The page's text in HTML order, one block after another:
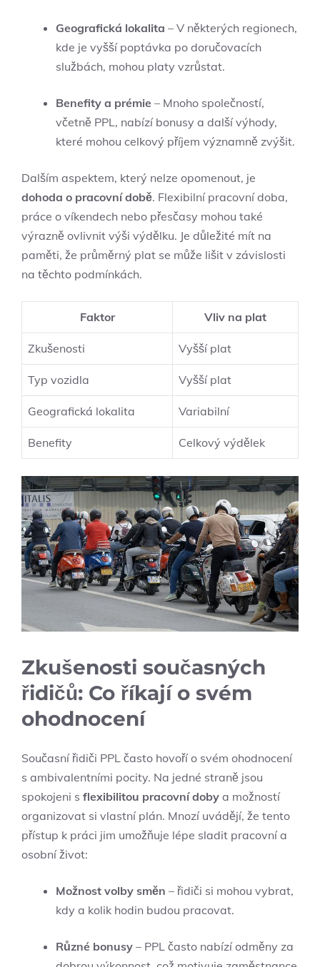
Geografická lokalita – V některých regionech,
kde je vyšší poptávka po doručovacích
službách, mohou platy vzrůstat.
Benefity a prémie – Mnoho společností,
včetně PPL, nabízí bonusy a další výhody,
které mohou celkový příjem významně zvýšit.
Dalším aspektem, který nelze opomenout, je
dohoda o pracovní době. Flexibilní pracovní doba,
práce o víkendech nebo přesčasy mohou také
výrazně ovlivnit výši výdělku. Je důležité mít na
paměti, že průměrný plat se může lišit v závislosti
na těchto podmínkách.
Faktor Vliv na plat
Zkušenosti Vyšší plat
Typ vozidla Vyšší plat
Geografická lokalita Variabilní
Benefity Celkový výdělek
Zkušenosti současných
řidičů: Co říkají o svém
ohodnocení
Současní řidiči PPL často hovoří o svém ohodnocení
s ambivalentními pocity. Na jedné straně jsou
spokojeni s flexibilitou pracovní doby a možností
organizovat si vlastní plán. Mnozí uvádějí, že tento
přístup k práci jim umožňuje lépe sladit pracovní a
osobní život:
Možnost volby směn – řidiči si mohou vybrat,
kdy a kolik hodin budou pracovat.
Různé bonusy – PPL často nabízí odměny za